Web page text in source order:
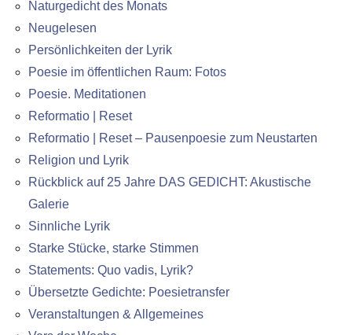
Naturgedicht des Monats
Neugelesen
Persönlichkeiten der Lyrik
Poesie im öffentlichen Raum: Fotos
Poesie. Meditationen
Reformatio | Reset
Reformatio | Reset – Pausenpoesie zum Neustarten
Religion und Lyrik
Rückblick auf 25 Jahre DAS GEDICHT: Akustische
Galerie
Sinnliche Lyrik
Starke Stücke, starke Stimmen
Statements: Quo vadis, Lyrik?
Übersetzte Gedichte: Poesietransfer
Veranstaltungen & Allgemeines